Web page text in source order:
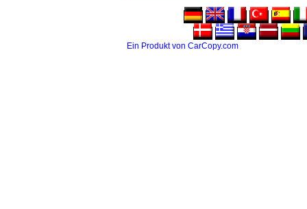
Ein Produkt von CarCopy.com